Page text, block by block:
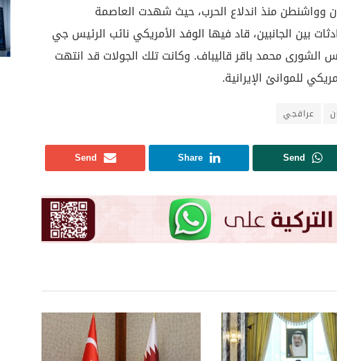
وواشنطن منذ اندلاع الحرب، حيث شهدت العاصمة
بين الجانبين، قاد فيها الوفد الأمريكي نائب الرئيس جي
الشورى محمد باقر قاليباف. وكانت تلك الجولات قد انتهت
للموانئ الإيرانية.
عراقجي
Send
Share
Send